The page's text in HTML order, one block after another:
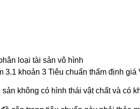
loại tài sản vô hình
3.1 khoản 3 Tiêu chuẩn thẩm định
sản không có hình thái vật chất và có